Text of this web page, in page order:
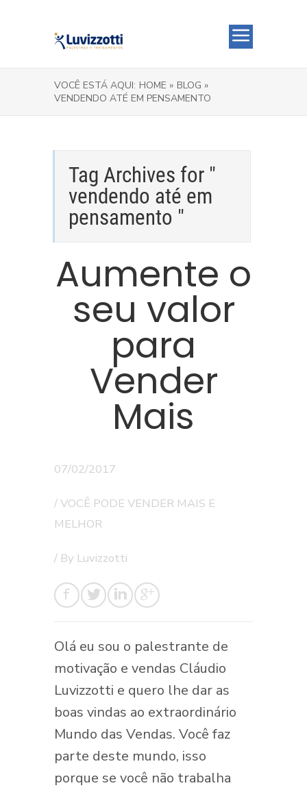
VOCÊ ESTÁ AQUI: HOME » BLOG »
VENDENDO ATÉ EM PENSAMENTO
Tag Archives for "
vendendo até em
pensamento "
Aumente o
seu valor
para
Vender
Mais
07/02/2017
/VOCÊ PODE VENDER MAIS E
MELHOR
/ By Luvizzotti
Olá eu sou o palestrante de
motivação e vendas Cláudio
Luvizzotti e quero lhe dar as
boas vindas ao extraordinário
Mundo das Vendas. Você faz
parte deste mundo, isso
porque se você não trabalha